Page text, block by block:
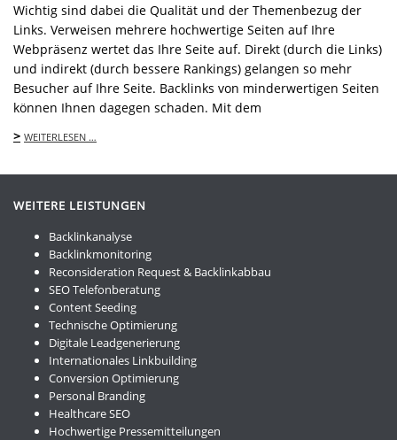
Wichtig sind dabei die Qualität und der Themenbezug der
Links. Verweisen mehrere hochwertige Seiten auf Ihre
Webpräsenz wertet das Ihre Seite auf. Direkt (durch die Links)
und indirekt (durch bessere Rankings) gelangen so mehr
Besucher auf Ihre Seite. Backlinks von minderwertigen Seiten
können Ihnen dagegen schaden. Mit dem
> WEITERLESEN …
WEITERE LEISTUNGEN
Backlinkanalyse
Backlinkmonitoring
Reconsideration Request & Backlinkabbau
SEO Telefonberatung
Content Seeding
Technische Optimierung
Digitale Leadgenerierung
Internationales Linkbuilding
Conversion Optimierung
Personal Branding
Healthcare SEO
Hochwertige Pressemitteilungen